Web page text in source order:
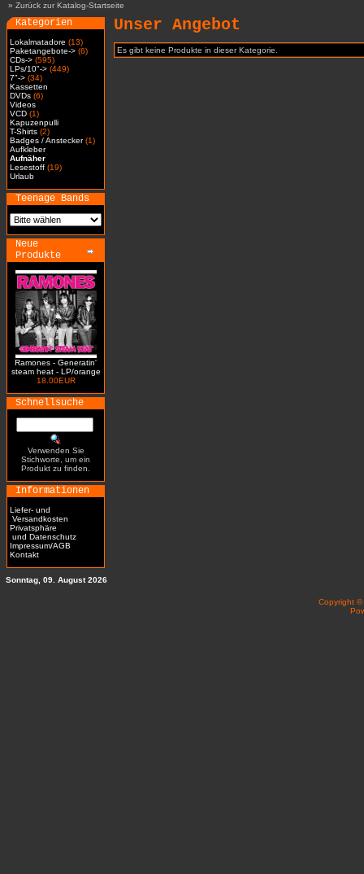
» Zurück zur Katalog-Startseite
Kategorien
Lokalmatadore (13)
Paketangebote-> (6)
CDs-> (595)
LPs/10"-> (449)
7"-> (34)
Kassetten
DVDs (6)
Videos
VCD (1)
Kapuzenpulli
T-Shirts (2)
Badges / Anstecker(1)
Aufkleber
Aufnäher
Lesestoff (19)
Urlaub
Teenage Bands
Neue
Produkte
Ramones - Generatin'
steam heat - LP/orange
18.00EUR
Schnellsuche
Verwenden Sie
Stichworte, um ein
Produkt zu finden.
Informationen
Liefer- und
Versandkosten
Privatsphäre
und Datenschutz
Impressum/AGB
Kontakt
Unser Angebot
Es gibt keine Produkte in dieser Kategorie.
Sonntag, 09. August 2026
Copyright